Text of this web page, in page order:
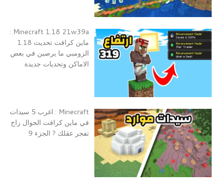
Minecraft 1.18 21w39a :
ماين كرافت تحديث 1.18
الزومبي ما يرصبن في بعض
الاماكن وتحديات جديدة
Minecraft : اغرب 5 سيدات
في ماين كرافت الجوال راح
تفجر عقلك ? الجزء 9